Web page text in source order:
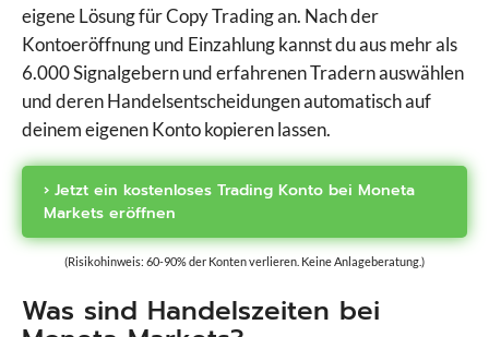
eigene Lösung für Copy Trading an. Nach der
Kontoeröffnung und Einzahlung kannst du aus mehr als
6.000 Signalgebern und erfahrenen Tradern auswählen
und deren Handelsentscheidungen automatisch auf
deinem eigenen Konto kopieren lassen.
› Jetzt ein kostenloses Trading Konto bei Moneta
Markets eröffnen
(Risikohinweis: 60-90% der Konten verlieren. Keine Anlageberatung.)
Was sind Handelszeiten bei